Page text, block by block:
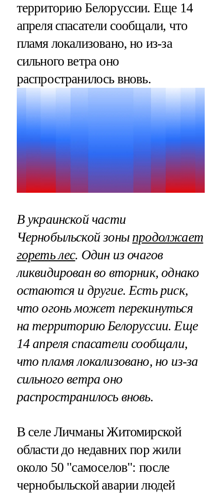
территорию Белоруссии. Еще 14
апреля спасатели сообщали, что
пламя локализовано, но из-за
сильного ветра оно
распространилось вновь.
В украинской части
Чернобыльской зоны продолжает
гореть лес. Один из очагов
ликвидирован во вторник, однако
остаются и другие. Есть риск,
что огонь может перекинуться
на территорию Белоруссии. Еще
14 апреля спасатели сообщали,
что пламя локализовано, но из-за
сильного ветра оно
распространилось вновь.
В селе Личманы Житомирской
области до недавних пор жили
около 50 "самоселов": после
чернобыльской аварии людей